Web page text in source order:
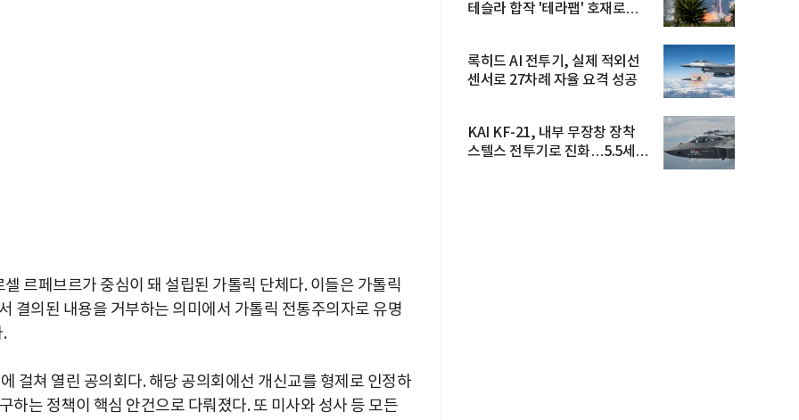
르페브르가 중심이 돼 설립된 가톨릭 단체다. 이들은 가톨릭
결의된 내용을 거부하는 의미에서 가톨릭 전통주의자로 유명
걸쳐 열린 공의회다. 해당 공의회에선 개신교를 형제로 인정하
하는 정책이 핵심 안건으로 다뤄졌다. 또 미사와 성사 등 모든
테슬라 합작 '테라팹' 호재로
록히드 AI 전투기, 실제 적외선
센서로 27차례 자율 요격 성공
KAI KF-21, 내부 무장창 장착
스텔스 전투기로 진화…5.5세대